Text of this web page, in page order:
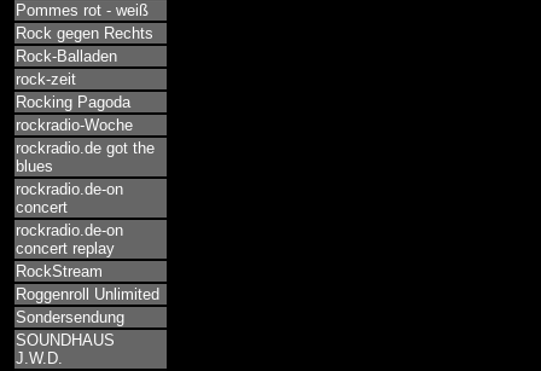
Pommes rot - weiß
Rock gegen Rechts
Rock-Balladen
rock-zeit
Rocking Pagoda
rockradio-Woche
rockradio.de got the
blues
rockradio.de-on
concert
rockradio.de-on
concert replay
RockStream
Roggenroll Unlimited
Sondersendung
SOUNDHAUS
J.W.D.